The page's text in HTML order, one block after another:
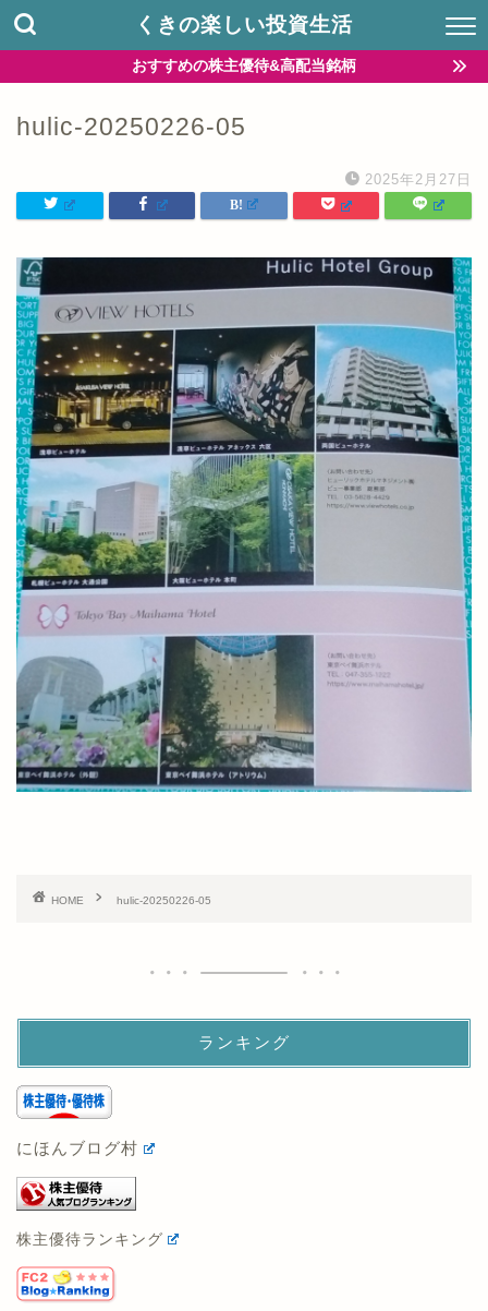
くきの楽しい投資生活
おすすめの株主優待&高配当銘柄
hulic-20250226-05
2025年2月27日
HOME hulic-20250226-05
ランキング
にほんブログ村
株主優待ランキング